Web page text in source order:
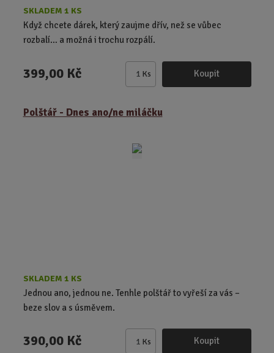
SKLADEM 1 KS
Když chcete dárek, který zaujme dřív, než se vůbec
rozbalí… a možná i trochu rozpálí.
399,00 Kč
Z
ě
n
t
Ks Koupit
Polštář - Dnes ano/ne miláčku
SKLADEM 1 KS
Jednou ano, jednou ne. Tenhle polštář to vyřeší za vás –
beze slov a s úsměvem.
390,00 Kč
Z
Ks Koupit